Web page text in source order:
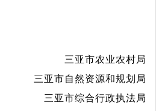
三亚市农业农村局
三亚市自然资源和规划局
三亚市综合行政执法局